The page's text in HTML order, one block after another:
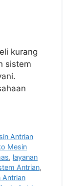
kurang
sistem
Antrian
Mesin
, layanan
Antrian,
Antrian